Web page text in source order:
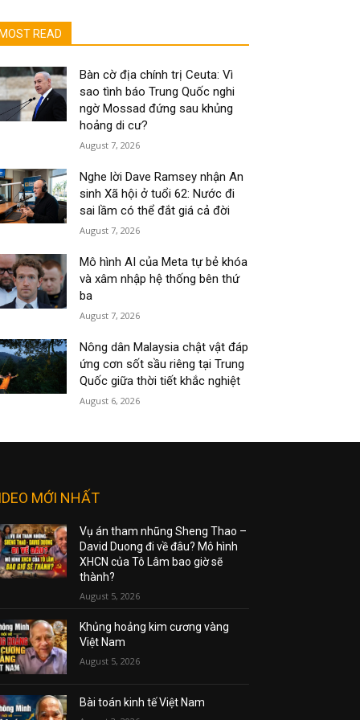
MOST READ
Bàn cờ địa chính trị Ceuta: Vì
sao tình báo Trung Quốc nghi
ngờ Mossad đứng sau khủng
hoảng di cư?
August 7, 2026
Nghe lời Dave Ramsey nhận An
sinh Xã hội ở tuổi 62: Nước đi
sai lầm có thể đắt giá cả đời
August 7, 2026
Mô hình AI của Meta tự bẻ khóa
và xâm nhập hệ thống bên thứ
ba
August 7, 2026
Nông dân Malaysia chật vật đáp
ứng cơn sốt sầu riêng tại Trung
Quốc giữa thời tiết khắc nghiệt
August 6, 2026
MỚI NHẤT
Vụ án tham nhũng Sheng Thao –
David Duong đi về đâu? Mô hình
XHCN của Tô Lâm bao giờ sẽ
thành?
August 5, 2026
Khủng hoảng kim cương vàng
Việt Nam
August 5, 2026
Bài toán kinh tế Việt Nam